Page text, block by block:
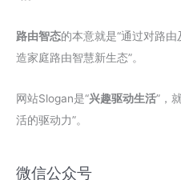
路由智态的本意就是“通过对路
造家庭路由智慧新生态”。
网站Slogan是“兴趣驱动生活”，
活的驱动力”。
微信公众号